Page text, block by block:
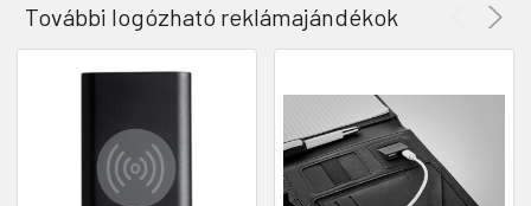
További logózható reklámajándékok